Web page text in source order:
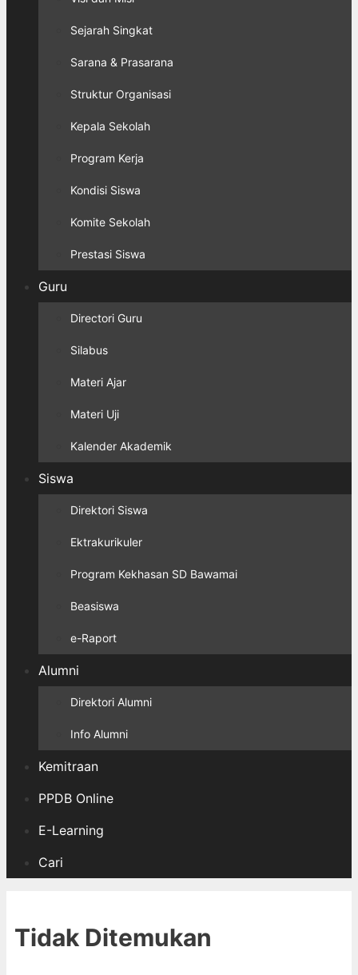
Sejarah Singkat
Sarana & Prasarana
Struktur Organisasi
Kepala Sekolah
Program Kerja
Kondisi Siswa
Komite Sekolah
Prestasi Siswa
Guru
Directori Guru
Silabus
Materi Ajar
Materi Uji
Kalender Akademik
Siswa
Direktori Siswa
Ektrakurikuler
Program Kekhasan SD Bawamai
Beasiswa
e-Raport
Alumni
Direktori Alumni
Info Alumni
Kemitraan
PPDB Online
E-Learning
Cari
Tidak Ditemukan